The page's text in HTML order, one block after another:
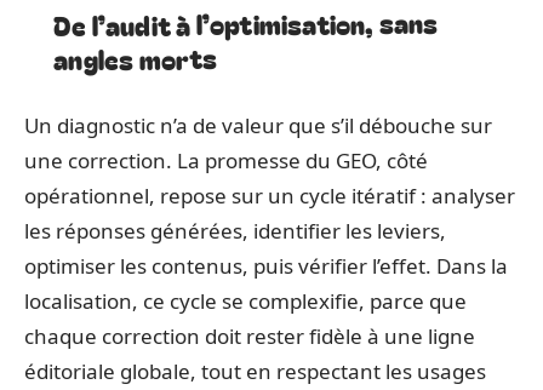
De l’audit à l’optimisation, sans
angles morts
Un diagnostic n’a de valeur que s’il débouche sur
une correction. La promesse du GEO, côté
opérationnel, repose sur un cycle itératif : analyser
les réponses générées, identifier les leviers,
optimiser les contenus, puis vérifier l’effet. Dans la
localisation, ce cycle se complexifie, parce que
chaque correction doit rester fidèle à une ligne
éditoriale globale, tout en respectant les usages